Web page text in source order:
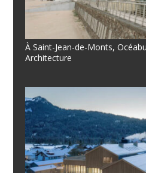
À Saint-Jean-de-Monts,
Architecture